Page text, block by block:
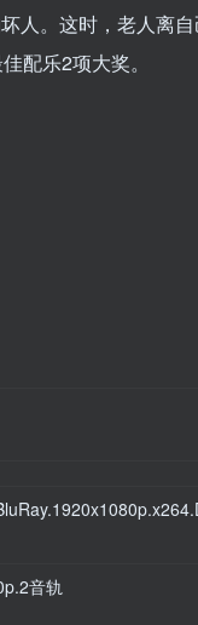
人。这时，老人离
配乐2项大奖。
音轨